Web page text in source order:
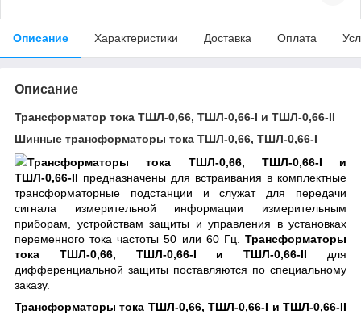
Описание Характеристики Доставка Оплата
Описание
Трансформатор тока ТШЛ-0,66, ТШЛ-0,66-I и ТШЛ-0,66-II
Шинные трансформаторы тока ТШЛ-0,66, ТШЛ-0,66-I
Трансформаторы тока ТШЛ-0,66, ТШЛ-0,66-I и
ТШЛ-0,66-II предназначены для встраивания в комплектные
трансформаторные подстанции и служат для передачи
сигнала измерительной информации измерительным
приборам, устройствам защиты и управления в установках
переменного тока частоты 50 или 60 Гц. Трансформаторы
тока ТШЛ-0,66, ТШЛ-0,66-I и ТШЛ-0,66-II для
дифференциальной защиты поставляются по специальному
заказу.
Трансформаторы тока ТШЛ-0,66, ТШЛ-0,66-I и ТШЛ-0,66-II